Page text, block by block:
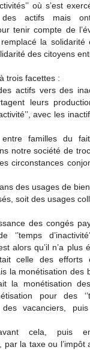
où s’est
des actifs mais
tenir compte de
la solidarité
des citoyens
trois facettes :
actifs vers des
leurs
avec les
familles du
notre société de
circonstances
des usages de
soit des usages
des congés
‘’temps
alors qu’il n’a plus
celle des efforts
la monétisation des
la monétisation des
pour des
des vacanciers,
cela, puis
par la taxe ou l’impôt